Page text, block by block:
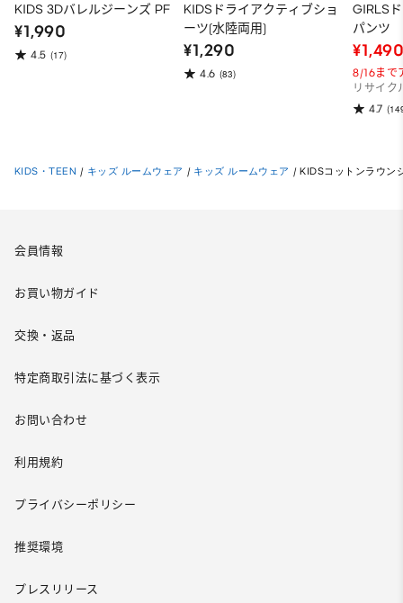
KIDS 3Dバレルジーンズ PF
¥1,990
4.5 (17)
KIDSドライアクティブショ
ーツ(水陸両用)
¥1,290
4.6 (83)
GIRLS
パンツ
8/16まで
リサイク
4.7
KIDS・TEEN / キッズ ルームウェア / キッズ ルームウェア / KIDSコットンラウン
会員情報
お買い物ガイド
交換・返品
特定商取引法に基づく表示
お問い合わせ
利用規約
プライバシーポリシー
推奨環境
プレスリリース